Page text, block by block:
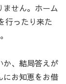
せん。ホーム
行ったり来た
か、結局答えが
にお知恵をお借